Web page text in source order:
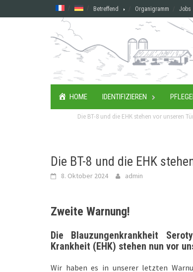
to
Betreffend Organigramm Jobs
HOME IDENTIFIZIEREN
Die BT-8 und die EHK stehen vor unseren
Die BT-8 und die EHK
8. Oktober 2024 admin
Zweite Warnung!
Die Blauzungenkrankheit
Krankheit (EHK) stehen nun vor
Wir haben es in unserer letzten